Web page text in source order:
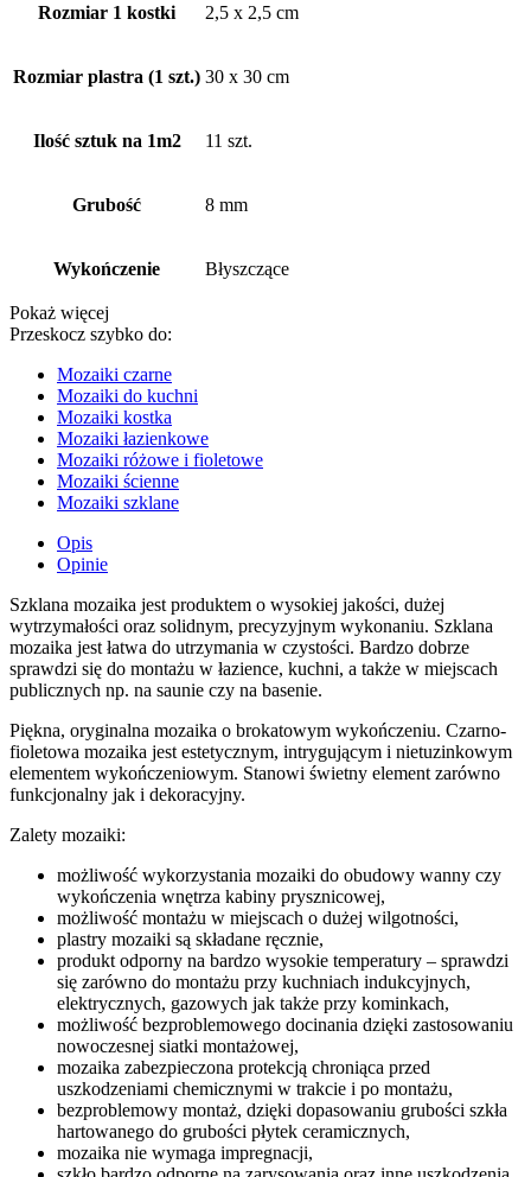
Rozmiar 1 kostki 2,5 x 2,5 cm
Rozmiar plastra (1 szt.) 30 x 30 cm
Ilość sztuk na 1m2 11 szt.
Grubość 8 mm
Wykończenie Błyszczące
Pokaż więcej
Przeskocz szybko do:
Mozaiki czarne
Mozaiki do kuchni
Mozaiki kostka
Mozaiki łazienkowe
Mozaiki różowe i fioletowe
Mozaiki ścienne
Mozaiki szklane
Opis
Opinie
Szklana mozaika jest produktem o wysokiej jakości, dużej
wytrzymałości oraz solidnym, precyzyjnym wykonaniu. Szklana
mozaika jest łatwa do utrzymania w czystości. Bardzo dobrze
sprawdzi się do montażu w łazience, kuchni, a także w miejscach
publicznych np. na saunie czy na basenie.
Piękna, oryginalna mozaika o brokatowym wykończeniu. Czarno-
fioletowa mozaika jest estetycznym, intrygującym i nietuzinkowym
elementem wykończeniowym. Stanowi świetny element zarówno
funkcjonalny jak i dekoracyjny.
Zalety mozaiki:
możliwość wykorzystania mozaiki do obudowy wanny czy
wykończenia wnętrza kabiny prysznicowej,
możliwość montażu w miejscach o dużej wilgotności,
plastry mozaiki są składane ręcznie,
produkt odporny na bardzo wysokie temperatury – sprawdzi
się zarówno do montażu przy kuchniach indukcyjnych,
elektrycznych, gazowych jak także przy kominkach,
możliwość bezproblemowego docinania dzięki zastosowaniu
nowoczesnej siatki montażowej,
mozaika zabezpieczona protekcją chroniąca przed
uszkodzeniami chemicznymi w trakcie i po montażu,
bezproblemowy montaż, dzięki dopasowaniu grubości szkła
hartowanego do grubości płytek ceramicznych,
mozaika nie wymaga impregnacji,